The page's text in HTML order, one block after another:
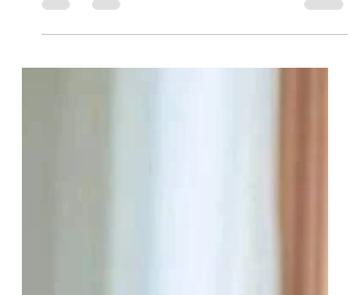
l’ambiente in cui vivi e ti sei lasciato
emozionare...